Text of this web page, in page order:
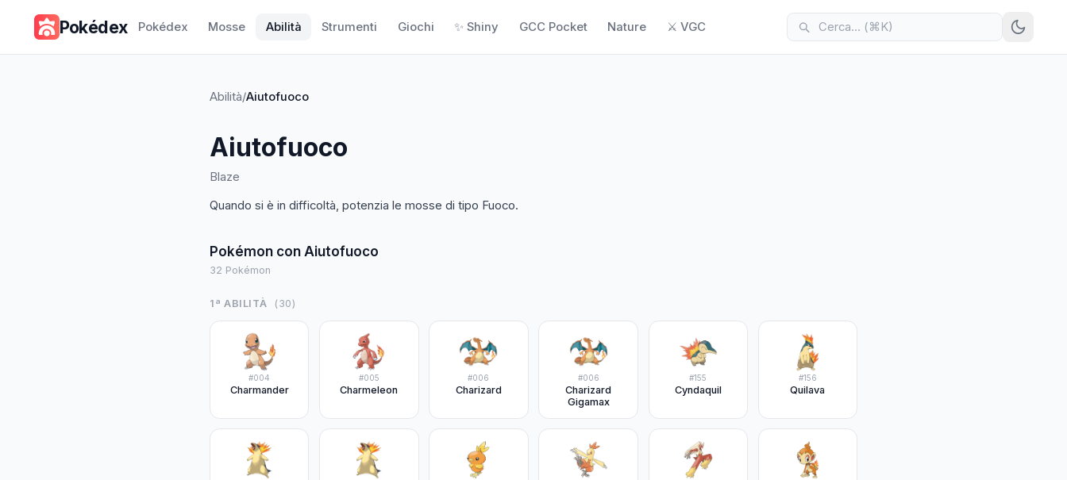
Pokédex Pokédex Mosse Abilità Strumenti Giochi ✨ Shiny GCC Pocket Nature ⚔️ VGC
Abilità/Aiutofuoco
Aiutofuoco
Blaze
Quando si è in difficoltà, potenzia le mosse di tipo Fuoco.
Pokémon con Aiutofuoco
32 Pokémon
1ª ABILITÀ ( 30)
#004
Charmander
#005
Charmeleon
#006
Charizard
#006
Charizard
Gigamax
#155
Cyndaquil
#156
Quilava